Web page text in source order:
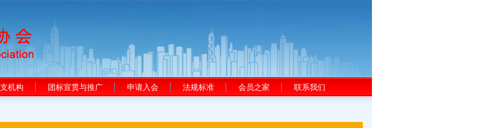
机构 团标宣贯与推广 申请入会 法规标准 会员之家 联系我们